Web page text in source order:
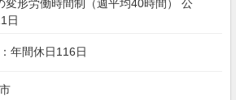
変形労働時間制（週平均40時間） 公
日
年間休日116日